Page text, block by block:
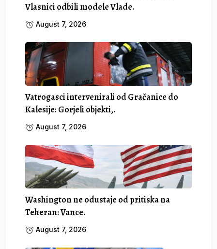
Vlasnici odbili modele Vlade.
August 7, 2026
Vatrogasci intervenirali od Gračanice do
Kalesije: Gorjeli objekti,.
August 7, 2026
Washington ne odustaje od pritiska na
Teheran: Vance.
August 7, 2026